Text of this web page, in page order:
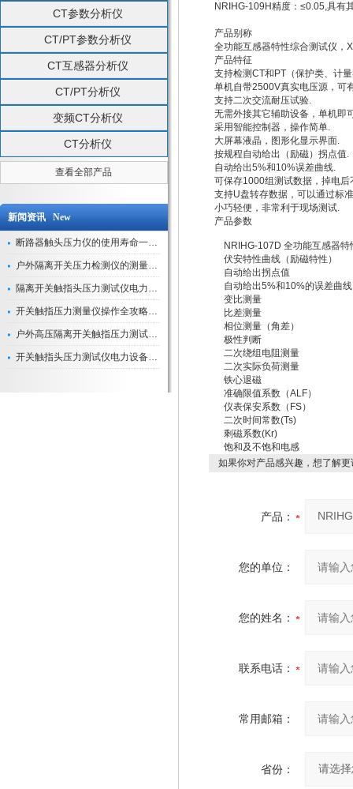
CT参数分析仪
CT/PT参数分析仪
CT互感器分析仪
CT/PT分析仪
变频CT分析仪
CT分析仪
查看全部产品
新闻资讯 New
断路器触头压力仪的使用寿命一般是多久？
户外隔离开关压力检测仪的测量数据如何与GIS系统对接实现智能化运维？
隔离开关触指头压力测试仪电力系统安全运行的“定海神针”
开关触指压力测量仪操作全攻略：从准备到精准测量的实战指南
户外高压隔离开关触指压力测试仪的作用与价值
开关触指头压力测试仪电力设备安全的“隐形守护者”
NRIHG-109H精度：≤0.05,具有
产品别称
全功能互感器特性综合测试仪，
产品特征
支持检测CT和PT（保护类、计
单机自带2500V真实电压源，可
支持二次交流耐压试验.
无需外接其它辅助设备，单机即
采用智能控制器，操作简单.
大屏幕液晶，图形化显示界面.
按规程自动给出（励磁）拐点值.
自动给出5%和10%误差曲线.
可保存1000组测试数据，掉电后
支持U盘转存数据，可以通过标
小巧轻便，非常利于现场测试.
产品参数
NRIHG-107D 全功能互感器特
伏安特性曲线（励磁特性）
自动给出拐点值
自动给出5%和10%的误差曲
变比测量
比差测量
相位测量（角差）
极性判断
二次绕组电阻测量
二次实际负荷测量
铁心退磁
准确限值系数（ALF）
仪表保安系数（FS）
二次时间常数(Ts)
剩磁系数(Kr)
饱和及不饱和电感
如果你对产品感兴趣，想了解
产品：
您的单位：
您的姓名：
联系电话：
常用邮箱：
省份：